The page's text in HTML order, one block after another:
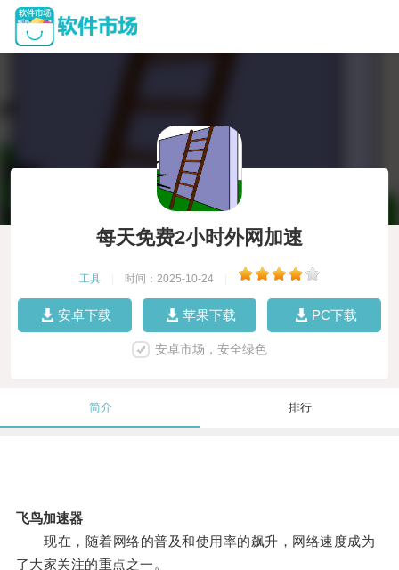
每天免费2小时外网加速
工具 时间：2025-10-24
安卓下载 苹果下载 PC下载
安卓市场，安全绿色
简介 排行
飞鸟加速器
现在，随着网络的普及和使用率的飙升，网络速度成为
了大家关注的重点之一。